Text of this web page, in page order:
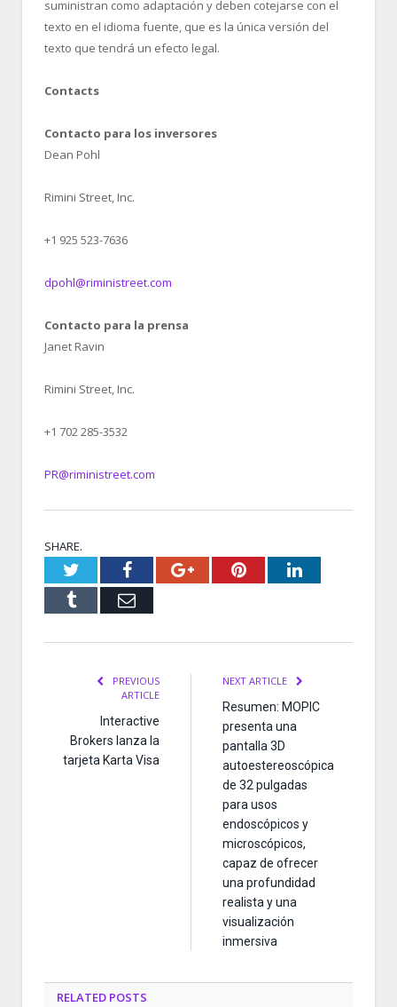
suministran como adaptación y deben cotejarse con el
texto en el idioma fuente, que es la única versión del
texto que tendrá un efecto legal.
Contacts
Contacto para los inversores
Dean Pohl
Rimini Street, Inc.
+1 925 523-7636
dpohl@riministreet.com
Contacto para la prensa
Janet Ravin
Rimini Street, Inc.
+1 702 285-3532
PR@riministreet.com
SHARE.
TwitterFacebookGoogle+PinterestLinkedIn
Tumblr Email
PREVIOUS
ARTICLE
Interactive
Brokers lanza la
tarjeta Karta Visa
NEXT ARTICLE
Resumen: MOPIC
presenta una
pantalla 3D
autoestereoscópica
de 32 pulgadas
para usos
endoscópicos y
microscópicos,
capaz de ofrecer
una profundidad
realista y una
visualización
inmersiva
RELATED POSTS